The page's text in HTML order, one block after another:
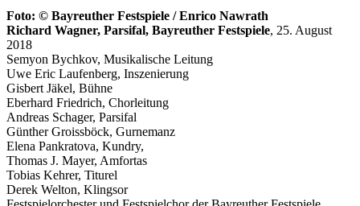
X
Foto: © Bayreuther Festspiele / Enrico Nawrath
Richard Wagner, Parsifal, Bayreuther Festspiele, 25. August
2018
Semyon Bychkov, Musikalische Leitung
Uwe Eric Laufenberg, Inszenierung
Gisbert Jäkel, Bühne
Eberhard Friedrich, Chorleitung
Andreas Schager, Parsifal
Günther Groissböck, Gurnemanz
Elena Pankratova, Kundry,
Thomas J. Mayer, Amfortas
Tobias Kehrer, Titurel
Derek Welton, Klingsor